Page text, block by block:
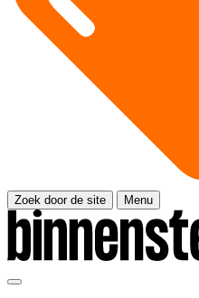
Zoek door de site Menu